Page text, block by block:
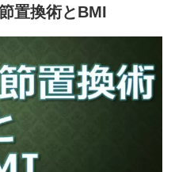
置換術とBMI